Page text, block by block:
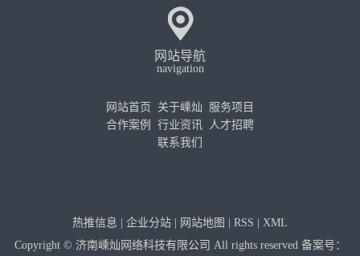
网站导航
navigation
网站首页 关于嵊灿
服务项目
合作案例
行业资讯
人才招聘
联系我们
热推信息 | 企业分站 | 网站地图 | RSS | XML
Copyright © 济南嵊灿网络科技有限公司 All rights reserved 备案号：